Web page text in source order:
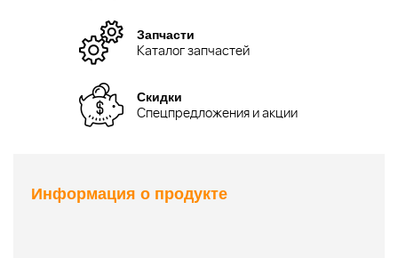
Запчасти
Каталог запчастей
Скидки
Спецпредложения и акции
Информация о продукте